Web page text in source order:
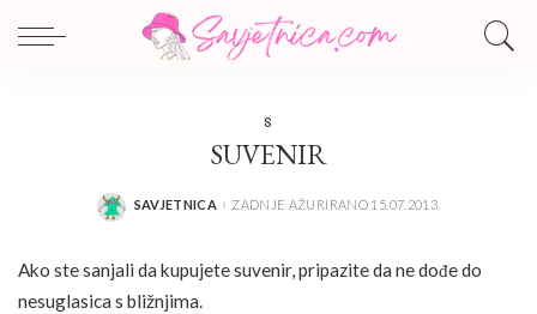
S
SUVENIR
POSTED
SAVJETNICA ZADNJE AŽURIRANO 15.07.2013.
Ako ste sanjali da kupujete suvenir, pripazite da ne dođe do
nesuglasica s bližnjima.